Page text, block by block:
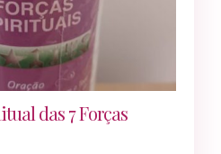
das 7 Forças